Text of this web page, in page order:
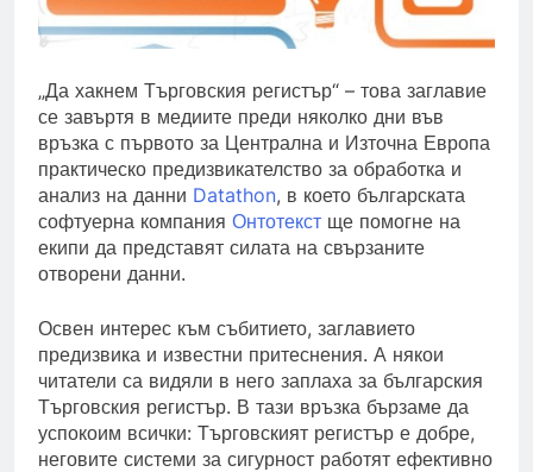
„Да хакнем Търговския регистър“ – това заглавие
се завъртя в медиите преди няколко дни във
връзка с първото за Централна и Източна Европа
практическо предизвикателство за обработка и
анализ на данни Datathon, в което българската
софтуерна компания Онтотекст ще помогне на
екипи да представят силата на свързаните
отворени данни.
Освен интерес към събитието, заглавието
предизвика и известни притеснения. А някои
читатели са видяли в него заплаха за българския
Търговския регистър. В тази връзка бързаме да
успокоим всички: Търговският регистър е добре,
неговите системи за сигурност работят ефективно